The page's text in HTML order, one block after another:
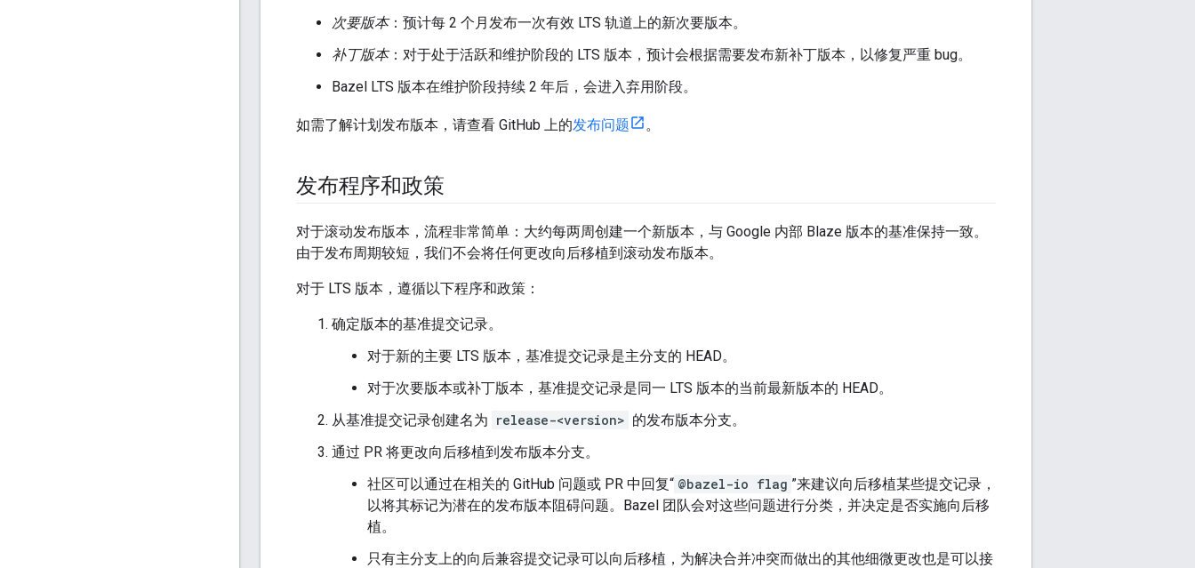
次要版本：预计每 2 个月发布一次有效 LTS 轨道上的新次要版本。
补丁版本：对于处于活跃和维护阶段的 LTS 版本，预计会根据需要发布新补丁版本，以修复严重 bug。
Bazel LTS 版本在维护阶段持续 2 年后，会进入弃用阶段。
如需了解计划发布版本，请查看 GitHub 上的发布问题 。
发布程序和政策
对于滚动发布版本，流程非常简单：大约每两周创建一个新版本，与 Google 内部 Blaze 版本的基准保持一致。
由于发布周期较短，我们不会将任何更改向后移植到滚动发布版本。
对于 LTS 版本，遵循以下程序和政策：
确定版本的基准提交记录。
对于新的主要 LTS 版本，基准提交记录是主分支的 HEAD。
对于次要版本或补丁版本，基准提交记录是同一 LTS 版本的当前最新版本的 HEAD。
从基准提交记录创建名为 release-<version> 的发布版本分支。
通过 PR 将更改向后移植到发布版本分支。
社区可以通过在相关的 GitHub 问题或 PR 中回复“ @bazel-io flag ”来建议向后移植某些提交记录，
以将其标记为潜在的发布版本阻碍问题。Bazel 团队会对这些问题进行分类，并决定是否实施向后移
植。
只有主分支上的向后兼容提交记录可以向后移植，为解决合并冲突而做出的其他细微更改也是可以接